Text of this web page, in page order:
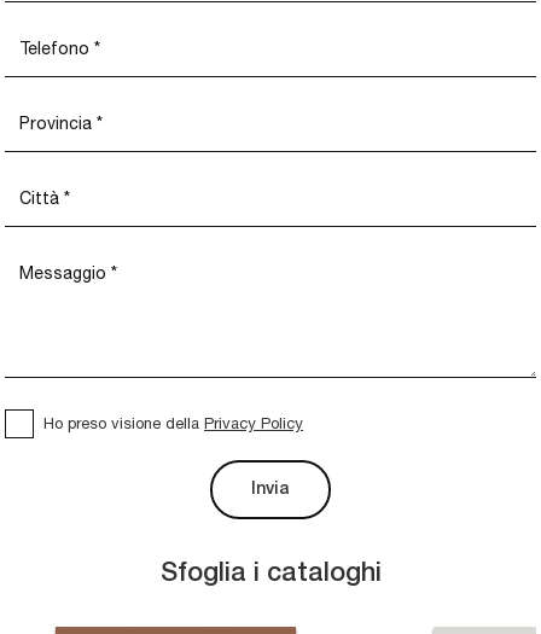
Sfoglia i cataloghi
Ho preso visione della Privacy Policy
Invia